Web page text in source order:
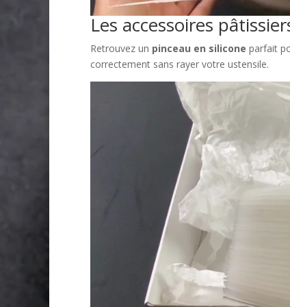
Les accessoires
Retrouvez un pinceau en silicone parfait
correctement sans rayer votre ustensile.